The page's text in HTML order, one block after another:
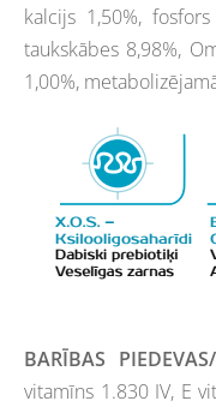
kalcijs 1,50%,
taukskābes 8,98%,
1,00%,
BARĪBAS
vitamīns 1.830 IV, E